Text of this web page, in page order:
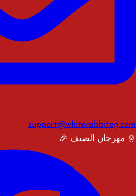
support@whiterabbiteg.com
🌞 مهرجان الصيف 🎉